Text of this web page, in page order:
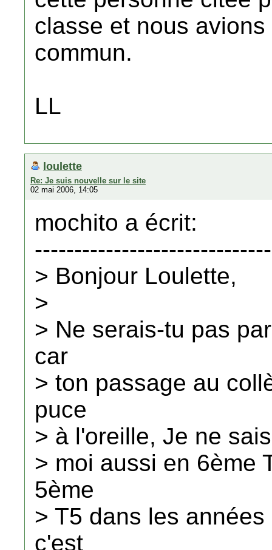
classe et nous
commun.
LL
loulette
Re: Je suis nouvelle sur le site
02 mai 2006, 14:05
mochito a écrit:
> Bonjour Loulette,
>
> Ne serais-tu pas
car
> ton passage au
puce
> à l'oreille, Je ne
> moi aussi en 6ème
5ème
> T5 dans les
c'est